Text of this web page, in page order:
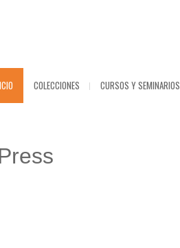
COLECCIONES CURSOS Y SEMINARIOS